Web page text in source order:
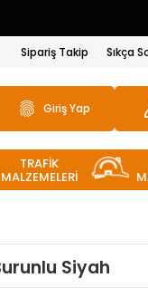
Sipariş Takip Sıkça
Giriş Yap
TRAFİK
MALZEMELERİ
Siyah